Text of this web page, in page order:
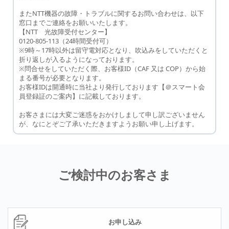
またNTT機器の故障・トラブルに関するお問い合わせは、以下
窓口までご連絡をお願いいたします。
【NTT 光故障受付センター】
0120-805-113（24時間受付可）
※9時～17時以外は留守電対応となり、吹込みをしていただくと
折り返しが入るようになっております。
※問合せをしていただく際、お客様ID（CAF 又は COP）から始
まる番号が必要となります。
お客様IDは開通時に当社より発行しております【＠スマート会
員登録証のご案内】に記載しております。
お客さまには大変ご迷惑をおかけしまして申し訳ございません
が、なにとぞご了承いただきますようお願い申し上げます。
ご検討中のお客さま
お申し込み